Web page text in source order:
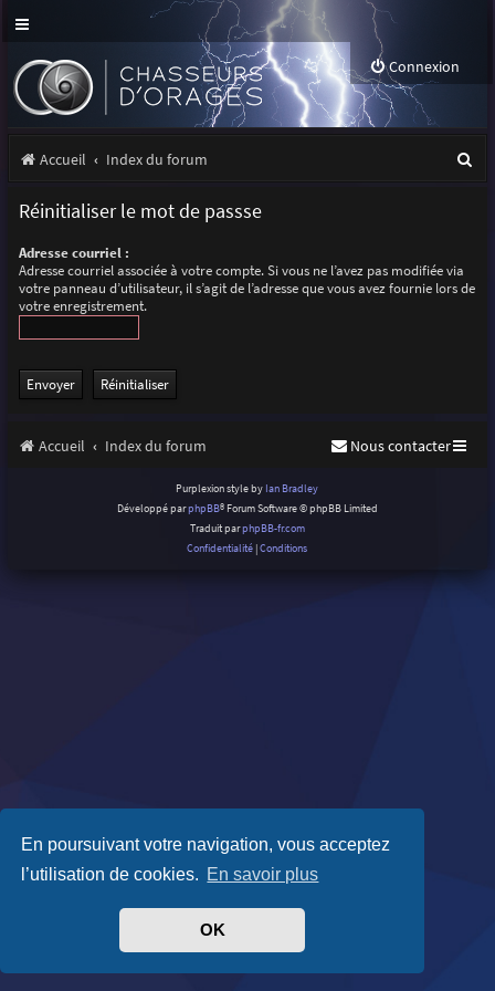
En poursuivant votre navigation, vous acceptez
l’utilisation de cookies. En savoir plus
OK
Connexion
Accueil Index du forum
e
Réinitialiser le mot de passse
Adresse courriel :
Adresse courriel associée à votre compte. Si vous ne l’avez pas modifiée via
votre panneau d’utilisateur, il s’agit de l’adresse que vous avez fournie lors de
votre enregistrement.
Accueil Index du forum Nous contacter
Purplexion style by Ian Bradley
Développé parphpBB® Forum Software © phpBB Limited
Traduit parphpBB-fr.com
Confidentialité |Conditions